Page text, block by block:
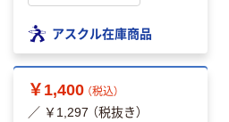
アスクル在庫商品
￥1,400 （税込）
／ ￥1,297 （税抜き）